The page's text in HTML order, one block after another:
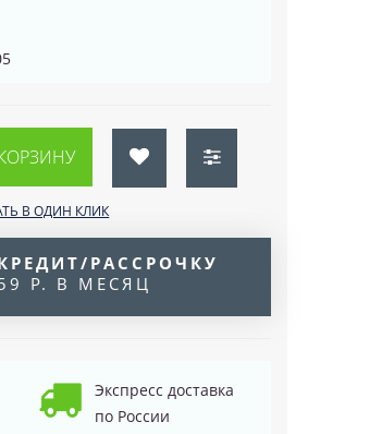
В ОДИН КЛИК
РАССРОЧКУ
Р. В МЕСЯЦ
Экспресс доставка
по России